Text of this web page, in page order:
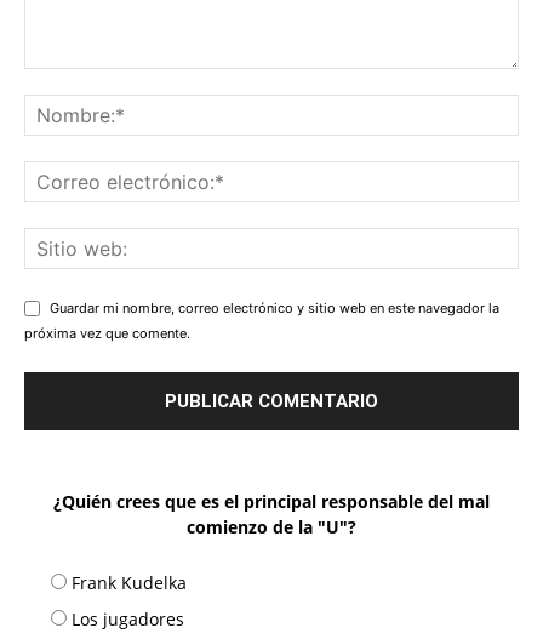
Guardar mi nombre, correo electrónico y sitio web en este navegador la
próxima vez que comente.
¿Quién crees que es el principal responsable del mal
comienzo de la "U"?
Frank Kudelka
Los jugadores